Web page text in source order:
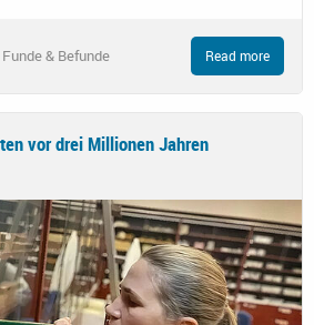
Funde & Befunde Read more
vor drei Millionen Jahren